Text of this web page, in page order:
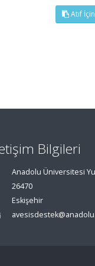
Atıf
Bilgileri
Anadolu Üniversitesi
26470
Eskişehir